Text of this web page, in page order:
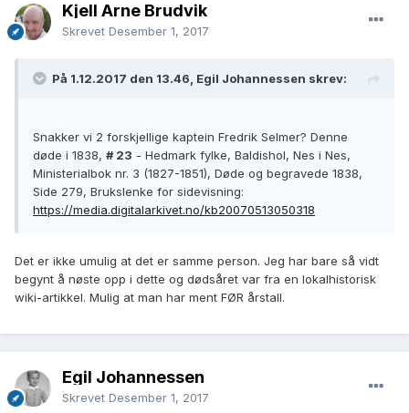
Kjell Arne Brudvik
Skrevet Desember 1, 2017
På 1.12.2017 den 13.46, Egil Johannessen skrev:
Snakker vi 2 forskjellige kaptein Fredrik Selmer? Denne
døde i 1838, # 23 - Hedmark fylke, Baldishol, Nes i Nes,
Ministerialbok nr. 3 (1827-1851), Døde og begravede 1838,
Side 279, Brukslenke for sidevisning:
https://media.digitalarkivet.no/kb20070513050318
Det er ikke umulig at det er samme person. Jeg har bare så vidt
begynt å nøste opp i dette og dødsåret var fra en lokalhistorisk
wiki-artikkel. Mulig at man har ment FØR årstall.
Egil Johannessen
Skrevet Desember 1, 2017